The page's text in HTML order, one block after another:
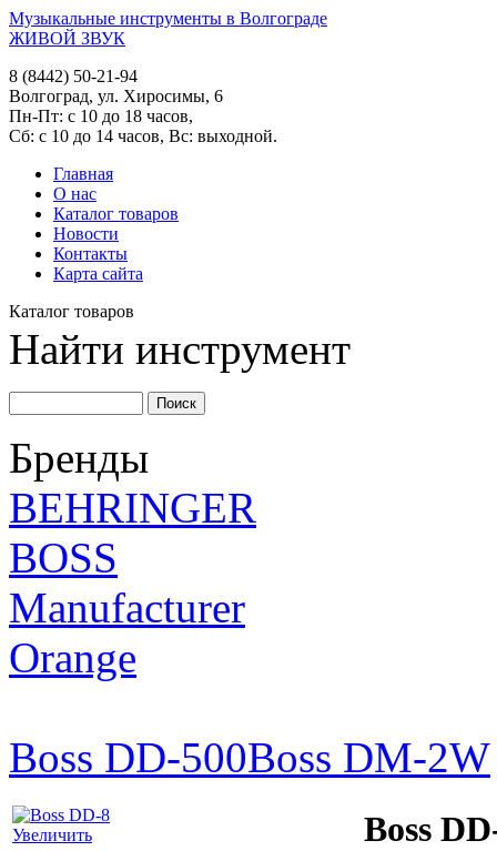
Музыкальные инструменты в Волгограде
ЖИВОЙ ЗВУК
8 (8442) 50-21-94
Волгоград, ул. Хиросимы, 6
Пн-Пт: с 10 до 18 часов,
Сб: с 10 до 14 часов, Вс: выходной.
Главная
О нас
Каталог товаров
Новости
Контакты
Карта сайта
Каталог товаров
Найти инструмент
Бренды
BEHRINGER
BOSS
Manufacturer
Orange
Boss DD-500Boss DM-2W
Увеличить Boss